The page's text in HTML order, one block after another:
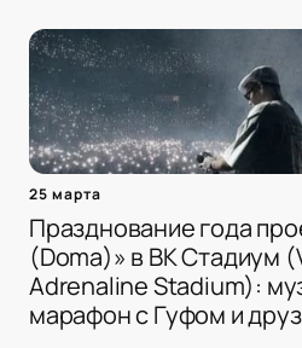
25 марта
Празднование года
(Doma)» в ВК Стадиум
Adrenaline Stadium):
марафон с Гуфом и